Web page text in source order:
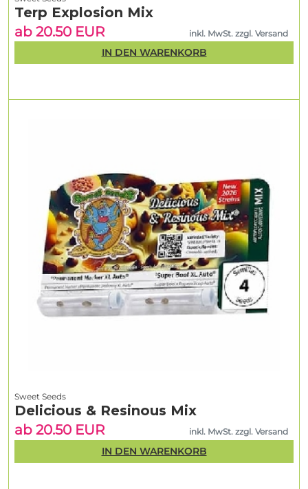
Sweet Seeds
Delicious & Resinous Mix
ab 20.50 EUR
inkl. MwSt. zzgl. Versand
IN DEN WARENKORB
Terp Explosion Mix
ab 20.50 EUR
inkl. MwSt. zzgl. Versand
IN DEN WARENKORB